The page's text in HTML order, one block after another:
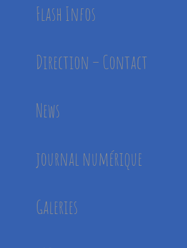
Flash Infos
Direction – Contact
News
journal numérique
Galeries